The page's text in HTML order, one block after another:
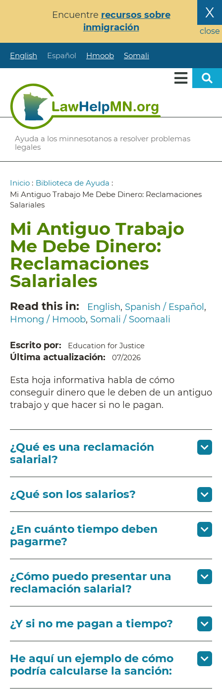
principal
X
close
Encuentre recursos sobre
inmigración
English Español Hmoob Somali
Ayuda a los minnesotanos a resolver problemas
legales
Ruta
de
navegación
Inicio : Biblioteca de Ayuda :
Mi Antiguo Trabajo Me Debe Dinero: Reclamaciones
Salariales
Mi Antiguo Trabajo
Me Debe Dinero:
Reclamaciones
Salariales
Read this in English Spanish / Español
Hmong / Hmoob Somali / Soomaali
Escrito por Education for Justice
Última actualización 07/2026
Esta hoja informativa habla de cómo
conseguir dinero que le deben de un antiguo
trabajo y que hacer si no le pagan.
¿Qué es una reclamación
salarial?
¿Qué son los salarios?
¿En cuánto tiempo deben
pagarme?
¿Cómo puedo presentar una
reclamación salarial?
¿Y si no me pagan a tiempo?
He aquí un ejemplo de cómo
podría calcularse la sanción: